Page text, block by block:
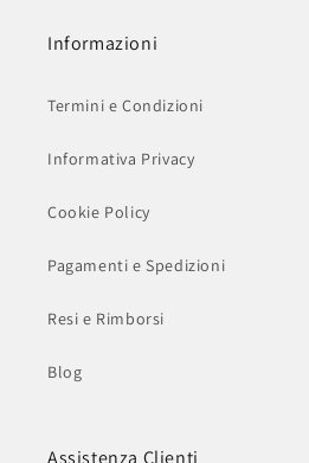
Informazioni
Termini e Condizioni
Informativa Privacy
Cookie Policy
Pagamenti e Spedizioni
Resi e Rimborsi
Blog
Assistenza Clienti